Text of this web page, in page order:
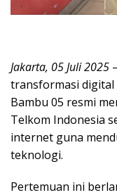
Jakarta, 05 Juli 2025
transformasi digital
Bambu 05 resmi
Telkom Indonesia
internet guna
teknologi.
Pertemuan ini